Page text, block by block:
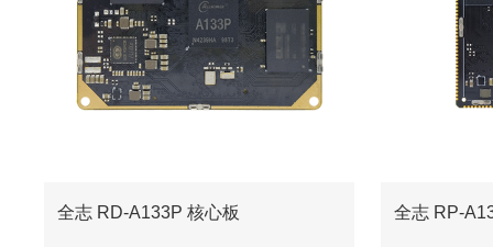
全志 RD-A133P 核心板 全志 RP-